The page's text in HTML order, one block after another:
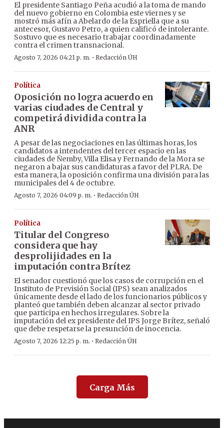
El presidente Santiago Peña acudió a la toma de mando
del nuevo gobierno en Colombia este viernes y se
mostró más afín a Abelardo de la Espriella que a su
antecesor, Gustavo Petro, a quien calificó de intolerante.
Sostuvo que es necesario trabajar coordinadamente
contra el crimen transnacional.
Agosto 7, 2026 04:21 p. m. · Redacción ÚH
Política
Oposición no logra acuerdo en
varias ciudades de Central y
competirá dividida contra la
ANR
A pesar de las negociaciones en las últimas horas, los
candidatos a intendentes del tercer espacio en las
ciudades de Ñemby, Villa Elisa y Fernando de la Mora se
negaron a bajar sus candidaturas a favor del PLRA. De
esta manera, la oposición confirma una división para las
municipales del 4 de octubre.
Agosto 7, 2026 04:09 p. m. · Redacción ÚH
Política
Titular del Congreso
considera que hay
desprolijidades en la
imputación contra Brítez
El senador cuestionó que los casos de corrupción en el
Instituto de Previsión Social (IPS) sean analizados
únicamente desde el lado de los funcionarios públicos y
planteó que también deben alcanzar al sector privado
que participa en hechos irregulares. Sobre la
imputación del ex presidente del IPS Jorge Brítez, señaló
que debe respetarse la presunción de inocencia.
Agosto 7, 2026 12:25 p. m. · Redacción ÚH
Carga Más